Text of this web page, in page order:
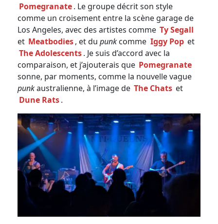
Pomegranate. Le groupe décrit son style
comme un croisement entre la scène garage de
Los Angeles, avec des artistes comme Ty Segall
et Meatbodies, et dupunk comme Iggy Pop et
The Adolescents. Je suis d’accord avec la
comparaison, et j’ajouterais que Pomegranate
sonne, par moments, comme la nouvelle vague
punkaustralienne, à l’image de The Chats et
Dune Rats.